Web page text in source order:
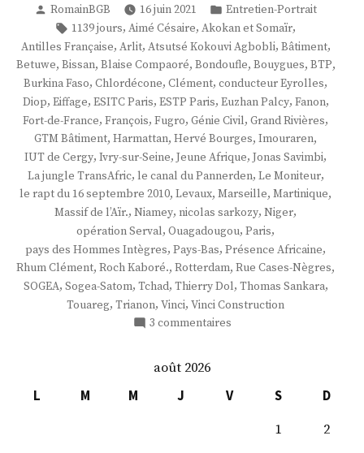
Publié
par
RomainBGB 16 juin 2021
Publié
dans
Entretien-Portrait
Étiquettes :
1139 jours, Aimé Césaire, Akokan et Somaïr,
Antilles Française, Arlit, Atsutsé Kokouvi Agbobli, Bâtiment,
Betuwe, Bissan, Blaise Compaoré, Bondoufle, Bouygues, BTP,
Burkina Faso, Chlordécone, Clément, conducteur Eyrolles,
Diop, Eiffage, ESITC Paris, ESTP Paris, Euzhan Palcy, Fanon,
Fort-de-France, François, Fugro, Génie Civil, Grand Rivières,
GTM Bâtiment, Harmattan, Hervé Bourges, Imouraren,
IUT de Cergy, Ivry-sur-Seine, Jeune Afrique, Jonas Savimbi,
La jungle TransAfric, le canal du Pannerden, Le Moniteur,
le rapt du 16 septembre 2010, Levaux, Marseille, Martinique,
Massif de l’Aïr., Niamey, nicolas sarkozy, Niger,
opération Serval, Ouagadougou, Paris,
pays des Hommes Intègres, Pays-Bas, Présence Africaine,
Rhum Clément, Roch Kaboré., Rotterdam, Rue Cases-Nègres,
SOGEA, Sogea-Satom, Tchad, Thierry Dol, Thomas Sankara,
Touareg, Trianon, Vinci, Vinci Construction
3 commentairessur
août 2026
L
M M J V S
D
1
2